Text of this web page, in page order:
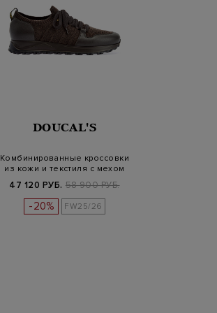
DOUCAL'S
Комбинированные кроссовки
из кожи и текстиля с мехом
47 120 РУБ. 58 900 РУБ.
-20% FW25/26